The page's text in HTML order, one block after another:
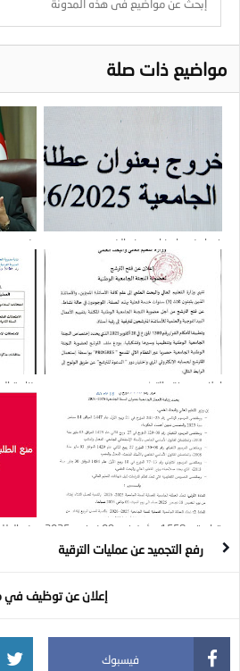
مواضيع ذات صلة
فيما يخص إمضاء محضر الخروج
بخصوص
بين
إعلان عن فتح الترشح
رزنامة
قرار رقم 1558 مؤرخ في 09 نوفمبر 2025
يحدد رزنامة العطل الجامعية بعنوان السنة
الجامعية 2025- 2026
منع
رفع التجميد عن عمليات الترقية
إعلان عن توظيف
فيسبوك